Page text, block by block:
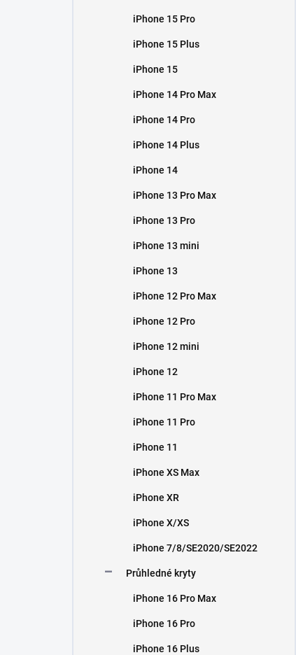
iPhone 15 Pro
iPhone 15 Plus
iPhone 15
iPhone 14 Pro Max
iPhone 14 Pro
iPhone 14 Plus
iPhone 14
iPhone 13 Pro Max
iPhone 13 Pro
iPhone 13 mini
iPhone 13
iPhone 12 Pro Max
iPhone 12 Pro
iPhone 12 mini
iPhone 12
iPhone 11 Pro Max
iPhone 11 Pro
iPhone 11
iPhone XS Max
iPhone XR
iPhone X/XS
iPhone 7/8/SE2020/SE2022
Průhledné kryty
iPhone 16 Pro Max
iPhone 16 Pro
iPhone 16 Plus